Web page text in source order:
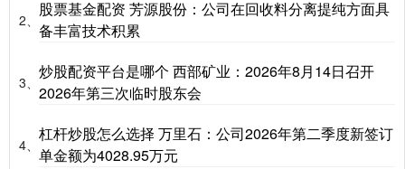
2、
股票基金配资 芳源股份：公司在回收料分离提纯方面具
备丰富技术积累
3、
炒股配资平台是哪个 西部矿业：2026年8月14日召开
2026年第三次临时股东会
4、
杠杆炒股怎么选择 万里石：公司2026年第二季度新签订
单金额为4028.95万元